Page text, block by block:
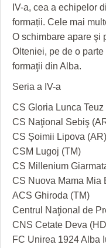
DIVERSE
FARMACII DIN
HARTA TIMIŞOAREI
LICEE, ŞCOLI ŞI
SFATUL MEDICULUI
SFATURI JURIDICE
IV-a, cea a echipelor
formații. Cele mai
O schimbare apare şi
Olteniei, pe de o parte
formaţii din Alba.
Seria a IV-a
CS Gloria Lunca
CS Naţional Sebiş
CS Şoimii Lipova (AR)
CSM Lugoj (TM)
CS Millenium
CS Nuova Mama Mia
ACS Ghiroda (TM)
Centrul Naţional de
CNS Cetate Deva
FC Unirea 1924 Alba